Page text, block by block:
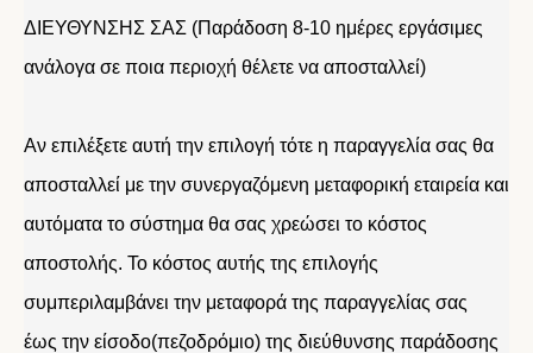
ΔΙΕΥΘΥΝΣΗΣ ΣΑΣ (Παράδοση 8-10 ημέρες εργάσιμες
ανάλογα σε ποια περιοχή θέλετε να αποσταλλεί)
Αν επιλέξετε αυτή την επιλογή τότε η παραγγελία σας θα
αποσταλλεί με την συνεργαζόμενη μεταφορική εταιρεία και
αυτόματα το σύστημα θα σας χρεώσει το κόστος
αποστολής. Το κόστος αυτής της επιλογής
συμπεριλαμβάνει την μεταφορά της παραγγελίας σας
έως την είσοδο(πεζοδρόμιο) της διεύθυνσης παράδοσης